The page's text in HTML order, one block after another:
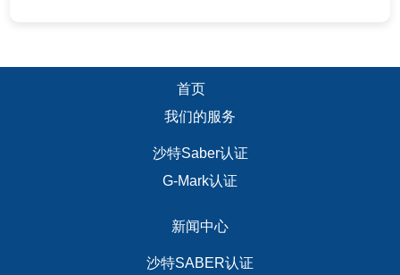
首页
我们的服务
沙特Saber认证
G-Mark认证
新闻中心
沙特SABER认证